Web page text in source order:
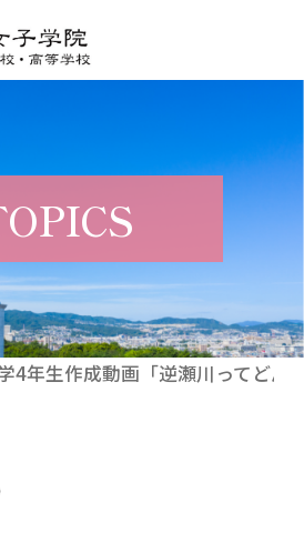
4年生作成動画「逆瀬川ってどん